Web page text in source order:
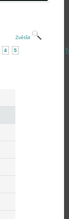
Zvětšit
4 5